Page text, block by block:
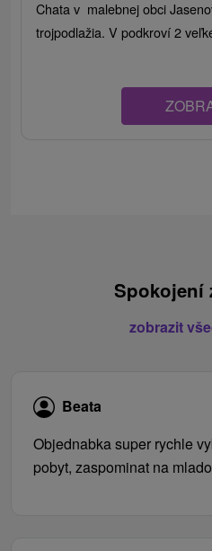
Chata v malebnej obci
trojpodlažia. V podkroví 2
Spokojení
zobrazit
Beata
Objednabka super rychle
pobyt, zaspominat na